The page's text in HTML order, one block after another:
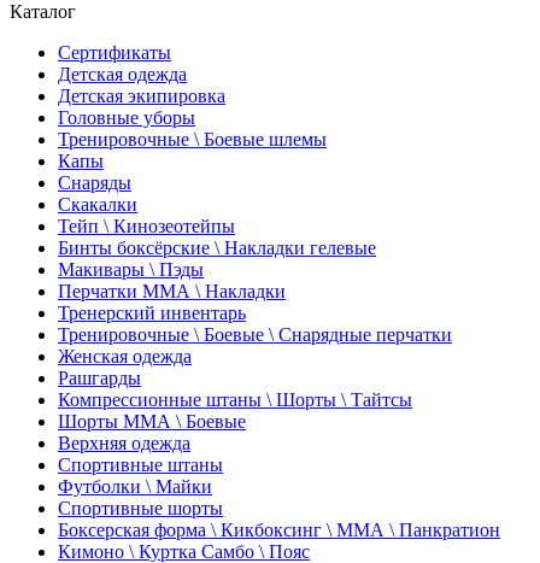
Каталог
Сертификаты
Детская одежда
Детская экипировка
Головные уборы
Тренировочные \ Боевые шлемы
Капы
Снаряды
Скакалки
Тейп \ Кинозеотейпы
Бинты боксёрские \ Накладки гелевые
Макивары \ Пэды
Перчатки ММА \ Накладки
Тренерский инвентарь
Тренировочные \ Боевые \ Снарядные перчатки
Женская одежда
Рашгарды
Компрессионные штаны \ Шорты \ Тайтсы
Шорты ММА \ Боевые
Верхняя одежда
Спортивные штаны
Футболки \ Майки
Спортивные шорты
Боксерская форма \ Кикбоксинг \ ММА \ Панкратион
Кимоно \ Куртка Самбо \ Пояс